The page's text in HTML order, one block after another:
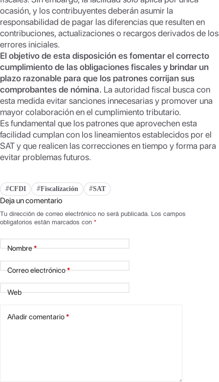
ocasión, y los contribuyentes deberán asumir la
responsabilidad de pagar las diferencias que resulten en
contribuciones, actualizaciones o recargos derivados de los
errores iniciales.
El objetivo de esta disposición es fomentar el correcto
cumplimiento de las obligaciones fiscales y brindar un
plazo razonable para que los patrones corrijan sus
comprobantes de nómina. La autoridad fiscal busca con
esta medida evitar sanciones innecesarias y promover una
mayor colaboración en el cumplimiento tributario.
Es fundamental que los patrones que aprovechen esta
facilidad cumplan con los lineamientos establecidos por el
SAT y que realicen las correcciones en tiempo y forma para
evitar problemas futuros.
#CFDI #Fiscalización #SAT
Deja un comentario
Tu dirección de correo electrónico no será publicada. Los campos
obligatorios están marcados con *
Nombre*
Correo electrónico*
Web
Añadir comentario*